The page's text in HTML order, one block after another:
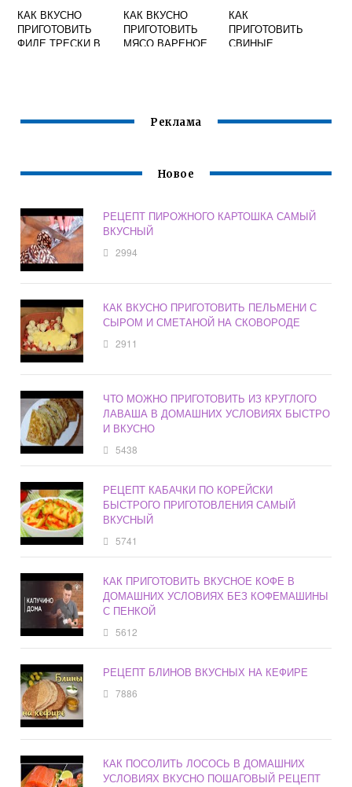
КАК ВКУСНО
ПРИГОТОВИТЬ
ФИЛЕ ТРЕСКИ В
КАК ВКУСНО
ПРИГОТОВИТЬ
МЯСО ВАРЕНОЕ
КАК
ПРИГОТОВИТЬ
СВИНЫЕ
Реклама
Новое
РЕЦЕПТ ПИРОЖНОГО КАРТОШКА САМЫЙ
ВКУСНЫЙ
2994
КАК ВКУСНО ПРИГОТОВИТЬ ПЕЛЬМЕНИ С
СЫРОМ И СМЕТАНОЙ НА СКОВОРОДЕ
2911
ЧТО МОЖНО ПРИГОТОВИТЬ ИЗ КРУГЛОГО
ЛАВАША В ДОМАШНИХ УСЛОВИЯХ БЫСТРО
И ВКУСНО
5438
РЕЦЕПТ КАБАЧКИ ПО КОРЕЙСКИ
БЫСТРОГО ПРИГОТОВЛЕНИЯ САМЫЙ
ВКУСНЫЙ
5741
КАК ПРИГОТОВИТЬ ВКУСНОЕ КОФЕ В
ДОМАШНИХ УСЛОВИЯХ БЕЗ КОФЕМАШИНЫ
С ПЕНКОЙ
5612
РЕЦЕПТ БЛИНОВ ВКУСНЫХ НА КЕФИРЕ
7886
КАК ПОСОЛИТЬ ЛОСОСЬ В ДОМАШНИХ
УСЛОВИЯХ ВКУСНО ПОШАГОВЫЙ РЕЦЕПТ